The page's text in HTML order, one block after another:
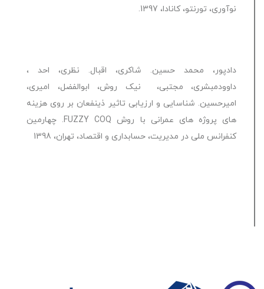
نوآوری، تورنتو، کانادا، 1397.
دادپور، محمد حسین. شاکری، اقبال. نظری، احد ،
داوودمبشری، مجتبی، نیک روش، ابوالفضل، امیری،
امیرحسین. شناسایی و ارزیابی تاثیر ذینفعان بر روی هزینه
های پروژه های عمرانی با روش FUZZY COQ. چهارمین
کنفرانس ملی در مدیریت، حسابداری و اقتصاد، تهران، 1398